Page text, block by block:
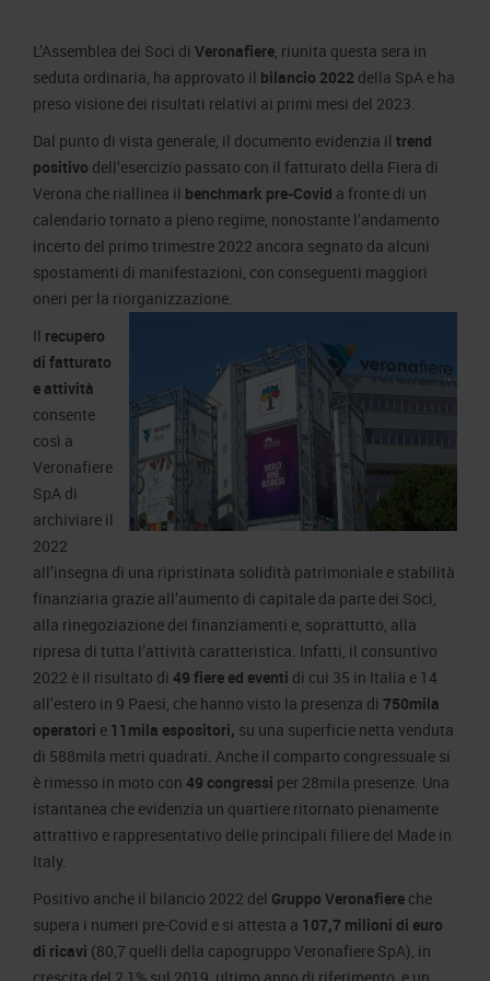
Parità di genere
Modello di Organizzazione, Gestione e Controllo
Codice Etico
Responsabilità ambientale
Certificazioni riconosciute
Compensi Organi Societari
Bilanci Societari
Servizi in quartiere per la stampa
Contatti Ufficio Stampa
Lavora con noi
Contatti
L’Assemblea dei Soci di Veronafiere, riunita questa sera in
seduta ordinaria, ha approvato il bilancio 2022 della SpA e ha
preso visione dei risultati relativi ai primi mesi del 2023.
Dal punto di vista generale, il documento evidenzia il trend
positivo dell’esercizio passato con il fatturato della Fiera di
Verona che riallinea il benchmark pre-Covid a fronte di un
calendario tornato a pieno regime, nonostante l’andamento
incerto del primo trimestre 2022 ancora segnato da alcuni
spostamenti di manifestazioni, con conseguenti maggiori
oneri per la riorganizzazione.
Il recupero
di fatturato
e attività
consente
così a
Veronafiere
SpA di
archiviare il
2022
all’insegna di una ripristinata solidità patrimoniale e stabilità
finanziaria grazie all’aumento di capitale da parte dei Soci,
alla rinegoziazione dei finanziamenti e, soprattutto, alla
ripresa di tutta l’attività caratteristica. Infatti, il consuntivo
2022 è il risultato di 49 fiere ed eventi di cui 35 in Italia e 14
all’estero in 9 Paesi, che hanno visto la presenza di 750mila
operatori e 11mila espositori, su una superficie netta venduta
di 588mila metri quadrati. Anche il comparto congressuale si
è rimesso in moto con 49 congressi per 28mila presenze. Una
istantanea che evidenzia un quartiere ritornato pienamente
attrattivo e rappresentativo delle principali filiere del Made in
Italy.
Positivo anche il bilancio 2022 del Gruppo Veronafiere che
supera i numeri pre-Covid e si attesta a 107,7 milioni di euro
di ricavi (80,7 quelli della capogruppo Veronafiere SpA), in